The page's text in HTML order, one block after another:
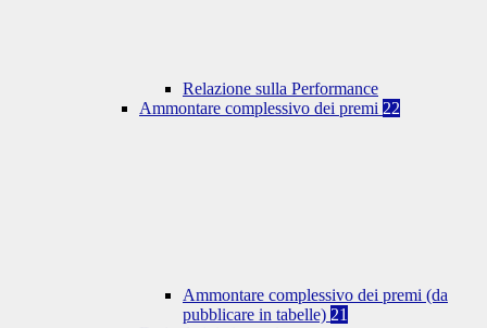
Relazione sulla Performance
Ammontare complessivo dei premi 22
Ammontare complessivo dei premi (da
pubblicare in tabelle) 21